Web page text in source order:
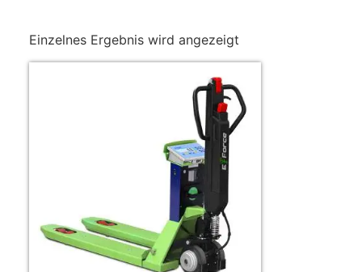
Einzelnes Ergebnis wird angezeigt